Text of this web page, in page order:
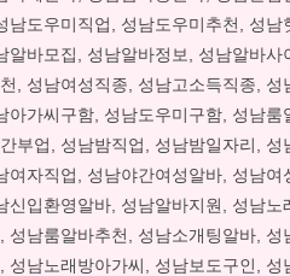
남도우미직업, 성남도우미추천, 성남
알바모집, 성남알바정보, 성남알바사
, 성남여성직종, 성남고소득직종,
아가씨구함, 성남도우미구함, 성남룸
부업, 성남밤직업, 성남밤일자리, 성
여자직업, 성남야간여성알바, 성남여
신입환영알바, 성남알바지원, 성남
성남룸알바추천, 성남소개팅알바, 성
성남노래방아가씨, 성남보도구인, 성